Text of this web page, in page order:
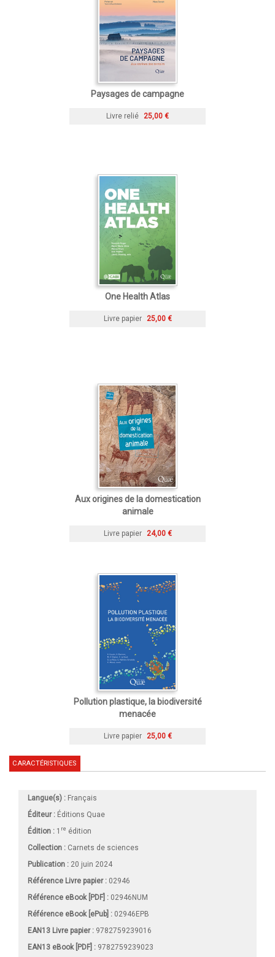
Paysages de campagne
Livre relié 25,00 €
One Health Atlas
Livre papier 25,00 €
Aux origines de la domestication
animale
Livre papier 24,00 €
Pollution plastique, la biodiversité
menacée
Livre papier 25,00 €
CARACTÉRISTIQUES
Langue(s) : Français
Éditeur : Éditions Quae
Édition : 1 re édition
Collection : Carnets de sciences
Publication : 20 juin 2024
Référence Livre papier : 02946
Référence eBook [PDF] : 02946NUM
Référence eBook [ePub] : 02946EPB
EAN13 Livre papier : 9782759239016
EAN13 eBook [PDF] : 9782759239023